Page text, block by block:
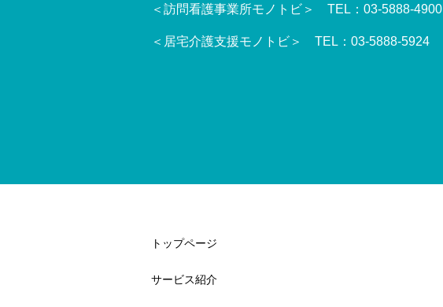
＜訪問看護事業所モノトビ＞ TEL：03-5888-4900
＜居宅介護支援モノトビ＞ TEL：03-5888-5924
トップページ
サービス紹介